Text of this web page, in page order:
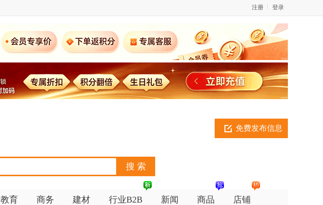
登录
注册
免费发布信息
教育 商务 建材 行业B2B 新闻 商品 店铺